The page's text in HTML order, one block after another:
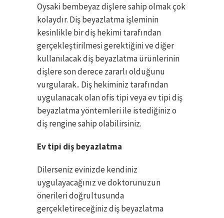
Oysaki bembeyaz dişlere sahip olmak çok
kolaydır. Diş beyazlatma işleminin
kesinlikle bir diş hekimi tarafından
gerçekleştirilmesi gerektiğini ve diğer
kullanılacak diş beyazlatma ürünlerinin
dişlere son derece zararlı olduğunu
vurgularak.. Diş hekiminiz tarafından
uygulanacak olan ofis tipi veya ev tipi diş
beyazlatma yöntemleri ile istediğiniz o
diş rengine sahip olabilirsiniz.
Ev tipi diş beyazlatma
Dilerseniz evinizde kendiniz
uygulayacağınız ve doktorunuzun
önerileri doğrultusunda
gerçekletireceğiniz diş beyazlatma